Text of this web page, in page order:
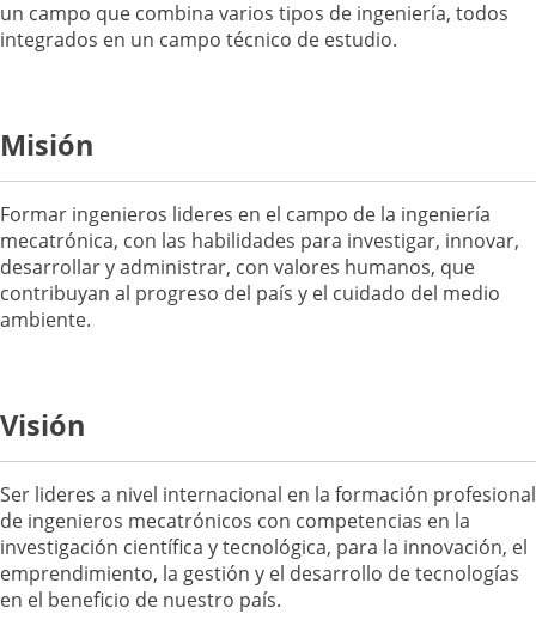
un campo que combina varios tipos de ingeniería, todos
integrados en un campo técnico de estudio.
Misión
Formar ingenieros lideres en el campo de la ingeniería
mecatrónica, con las habilidades para investigar, innovar,
desarrollar y administrar, con valores humanos, que
contribuyan al progreso del país y el cuidado del medio
ambiente.
Visión
Ser lideres a nivel internacional en la formación profesional
de ingenieros mecatrónicos con competencias en la
investigación científica y tecnológica, para la innovación, el
emprendimiento, la gestión y el desarrollo de tecnologías
en el beneficio de nuestro país.